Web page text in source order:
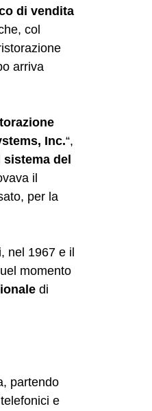
di vendita
col
arriva
Inc.“,
sistema del
il
per la
nel 1967 e il
momento
di
partendo
e